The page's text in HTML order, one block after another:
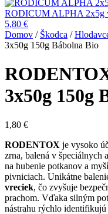
RODICUM ALPHA 2x5g
5,80 €
Domov / Škodca /
3x50g 150g Bábolna Bio
3x50g 150g
1,80 €
RODENTOX je vysoko
zrna, balená v špeciálnych
na hubenie potkanov a
pivniciach. Unikátne
vreciek, čo zvyšuje
prachom. Vďaka silným
nástrahu rýchlo identifikujú